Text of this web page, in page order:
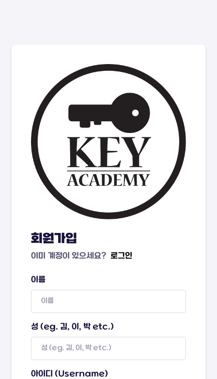
회원가입
이미 계정이 있으세요? 로그인
이름
성 (eg. 김, 이, 박 etc.)
아이디 (Username)